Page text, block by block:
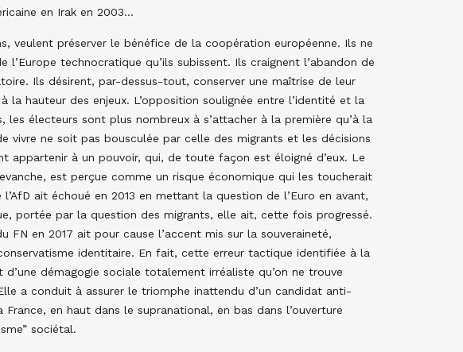
en Irak en 2003…
veulent préserver le bénéfice de la coopération européenne. Ils ne
technocratique qu’ils subissent. Ils craignent l’abandon de
Ils désirent, par-dessus-tout, conserver une maîtrise de leur
la hauteur des enjeux. L’opposition soulignée entre l’identité et la
électeurs sont plus nombreux à s’attacher à la première qu’à la
vivre ne soit pas bousculée par celle des migrants et les décisions
appartenir à un pouvoir, qui, de toute façon est éloigné d’eux. Le
est perçue comme un risque économique qui les toucherait
ait échoué en 2013 en mettant la question de l’Euro en avant,
portée par la question des migrants, elle ait, cette fois progressé.
FN en 2017 ait pour cause l’accent mis sur la souveraineté,
identitaire. En fait, cette erreur tactique identifiée à la
d’une démagogie sociale totalement irréaliste qu’on ne trouve
a conduit à assurer le triomphe inattendu d’un candidat anti-
en haut dans le supranational, en bas dans l’ouverture
sociétal.